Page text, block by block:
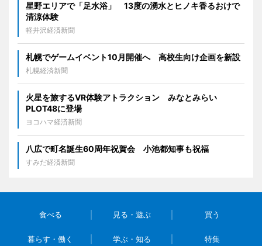
星野エリアで「足水浴」 13度の湧水とヒノキ香るおけで
清涼体験
軽井沢経済新聞
札幌でゲームイベント10月開催へ 高校生向け企画を新設
札幌経済新聞
火星を旅するVR体験アトラクション みなとみらい
PLOT48に登場
ヨコハマ経済新聞
八広で町名誕生60周年祝賀会 小池都知事も祝福
すみだ経済新聞
食べる 見る・遊ぶ 買う
暮らす・働く 学ぶ・知る 特集